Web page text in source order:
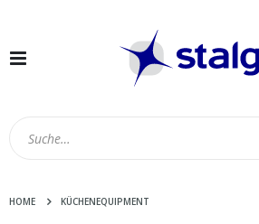
Navigation
HOME KÜCHENEQUIPMENT